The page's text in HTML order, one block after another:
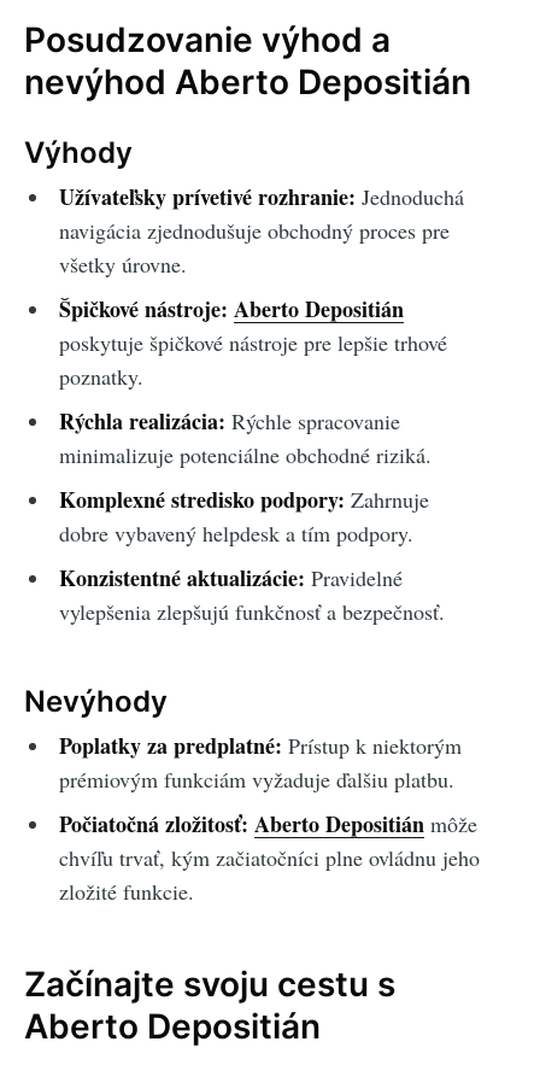
Posudzovanie výhod a
nevýhod Aberto Depositián
Výhody
Užívateľsky prívetivé rozhranie: Jednoduchá
navigácia zjednodušuje obchodný proces pre
všetky úrovne.
Špičkové nástroje: Aberto Depositián
poskytuje špičkové nástroje pre lepšie trhové
poznatky.
Rýchla realizácia: Rýchle spracovanie
minimalizuje potenciálne obchodné riziká.
Komplexné stredisko podpory: Zahrnuje
dobre vybavený helpdesk a tím podpory.
Konzistentné aktualizácie: Pravidelné
vylepšenia zlepšujú funkčnosť a bezpečnosť.
Nevýhody
Poplatky za predplatné: Prístup k niektorým
prémiovým funkciám vyžaduje ďalšiu platbu.
Počiatočná zložitosť: Aberto Depositián môže
chvíľu trvať, kým začiatočníci plne ovládnu jeho
zložité funkcie.
Začínajte svoju cestu s
Aberto Depositián